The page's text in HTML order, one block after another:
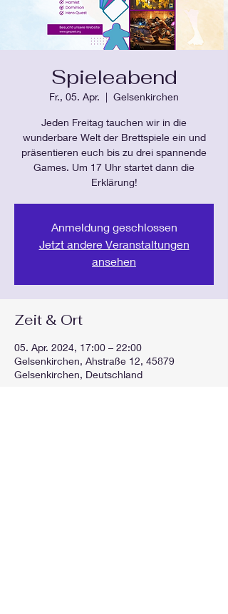
Spieleabend
Fr., 05. Apr.
  |
Gelsenkirchen
Jeden Freitag tauchen wir in die
wunderbare Welt der Brettspiele ein und
präsentieren euch bis zu drei spannende
Games. Um 17 Uhr startet dann die
Erklärung!
Anmeldung geschlossen
Jetzt andere Veranstaltungen
ansehen
Zeit & Ort
05. Apr. 2024, 17:00 – 22:00
Gelsenkirchen, Ahstraße 12, 45879
Gelsenkirchen, Deutschland